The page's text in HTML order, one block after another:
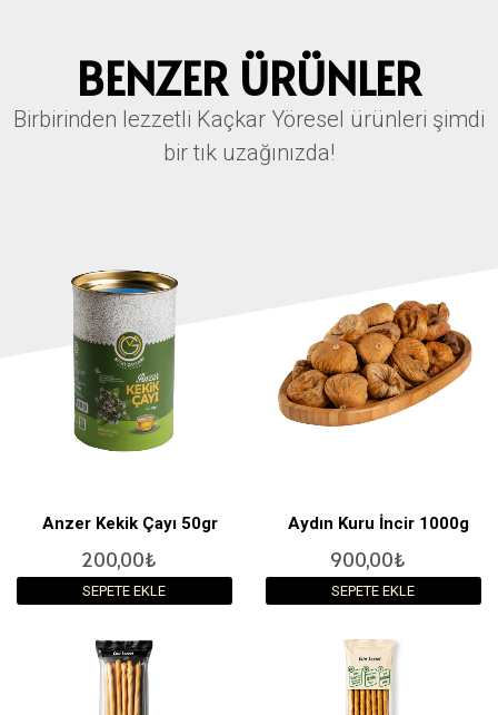
BENZER ÜRÜNLER
Birbirinden lezzetli Kaçkar Yöresel ürünleri şimdi
bir tık uzağınızda!
Anzer Kekik Çayı 50gr
200,00₺
SEPETE EKLE
Aydın Kuru İncir 1000g
900,00₺
SEPETE EKLE